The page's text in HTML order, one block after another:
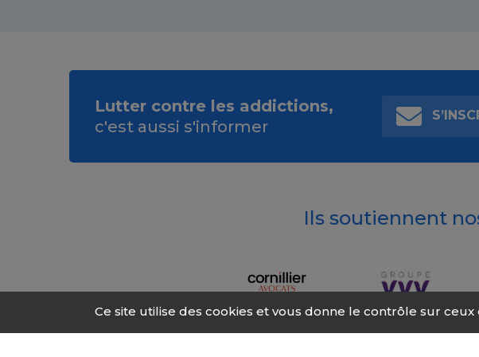
Lutter contre les addictions,
c'est aussi s'informer
Ils soutiennent
Ce site utilise des cookies et vous donne le contrôle sur